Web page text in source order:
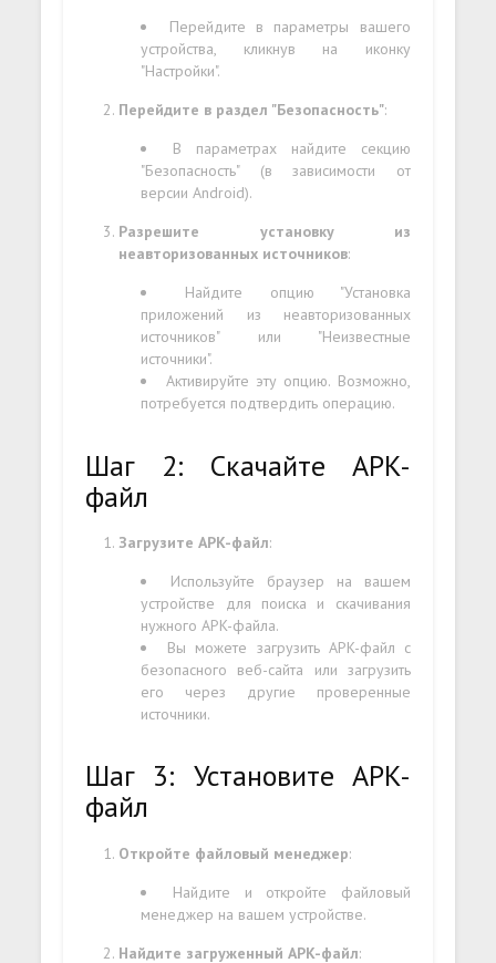
Перейдите в параметры вашего
устройства, кликнув на иконку
"Настройки".
Перейдите в раздел "Безопасность":
В параметрах найдите секцию
"Безопасность" (в зависимости от
версии Android).
Разрешите установку из
неавторизованных источников:
Найдите опцию "Установка
приложений из неавторизованных
источников" или "Неизвестные
источники".
Активируйте эту опцию. Возможно,
потребуется подтвердить операцию.
Шаг 2: Скачайте APK-
файл
Загрузите APK-файл:
Используйте браузер на вашем
устройстве для поиска и скачивания
нужного APK-файла.
Вы можете загрузить APK-файл с
безопасного веб-сайта или загрузить
его через другие проверенные
источники.
Шаг 3: Установите APK-
файл
Откройте файловый менеджер:
Найдите и откройте файловый
менеджер на вашем устройстве.
Найдите загруженный APK-файл: